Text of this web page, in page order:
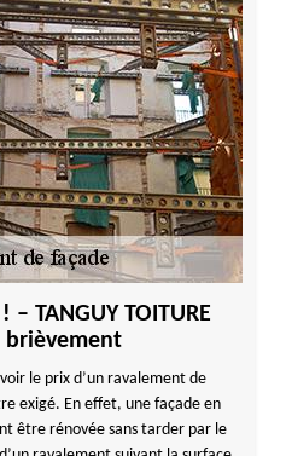
TANGUY TOITURE
brièvement
le prix d’un ravalement de
exigé. En effet, une façade en
être rénovée sans tarder par le